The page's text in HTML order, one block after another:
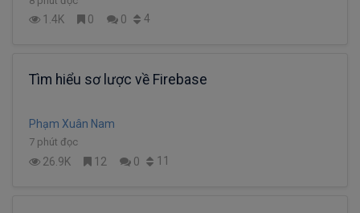
1.4K 0 0 4
Tìm hiểu sơ lược về Firebase
Phạm Xuân Nam
7 phút đọc
26.9K 12 0 11